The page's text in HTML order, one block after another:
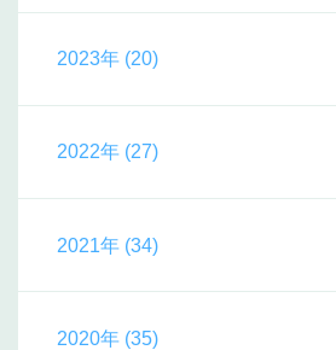
2023年 (20)
2022年 (27)
2021年 (34)
2020年 (35)